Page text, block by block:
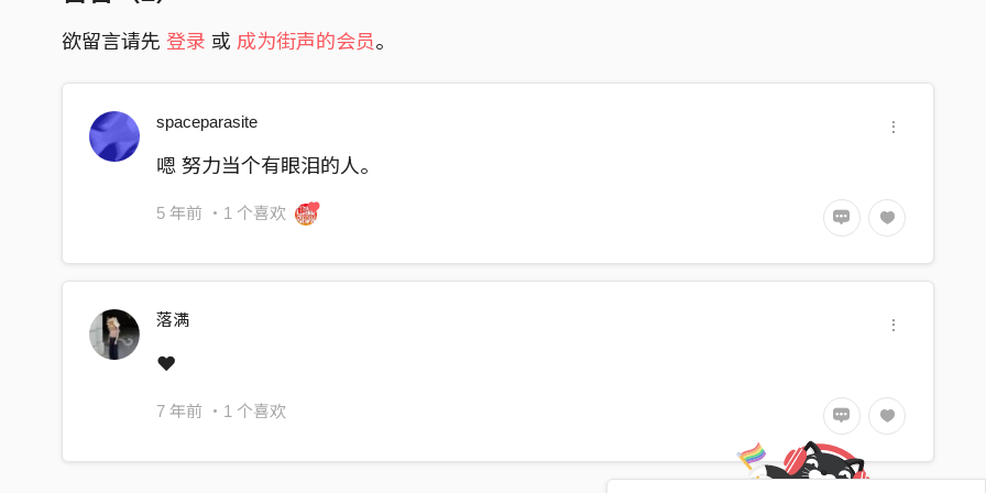
去感觉别人的哀伤
不过是想安静的过著自己的日子
别听信说谎的人
他们以爱为名包装了偏见
他们以爱为名包装了固执
欲留言请先 登录 或 成为街声的会员。
spaceparasite
嗯 努力当个有眼泪的人。
5 年前 ・1 个喜欢
落满
❤️
7 年前 ・1 个喜欢